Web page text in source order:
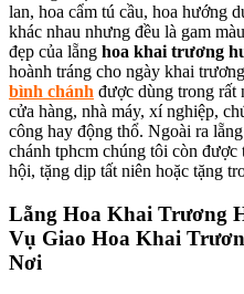
lan, hoa cẩm tú cầu, hoa hướng
khác nhau nhưng đều là gam
đẹp của lẵng hoa khai trương
hoành tráng cho ngày khai
bình chánh được dùng trong rất
cửa hàng, nhà máy, xí nghiệp,
công hay động thổ. Ngoài ra
chánh tphcm chúng tôi còn
hội, tặng dịp tất niên hoặc tặng
Lẵng Hoa Khai Trương
Vụ Giao Hoa Khai
Nơi